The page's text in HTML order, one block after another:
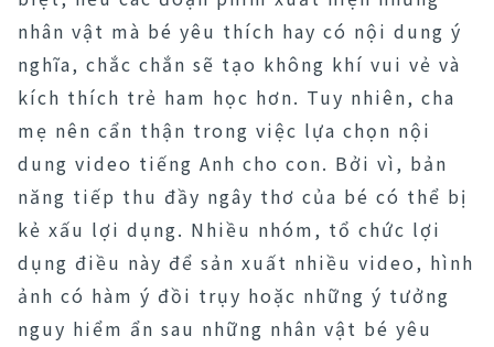
nhân vật mà bé yêu thích hay có nội dung ý
nghĩa, chắc chắn sẽ tạo không khí vui vẻ và
kích thích trẻ ham học hơn. Tuy nhiên, cha
mẹ nên cẩn thận trong việc lựa chọn nội
dung video tiếng Anh cho con. Bởi vì, bản
năng tiếp thu đầy ngây thơ của bé có thể bị
kẻ xấu lợi dụng. Nhiều nhóm, tổ chức lợi
dụng điều này để sản xuất nhiều video, hình
ảnh có hàm ý đồi trụy hoặc những ý tưởng
nguy hiểm ẩn sau những nhân vật bé yêu